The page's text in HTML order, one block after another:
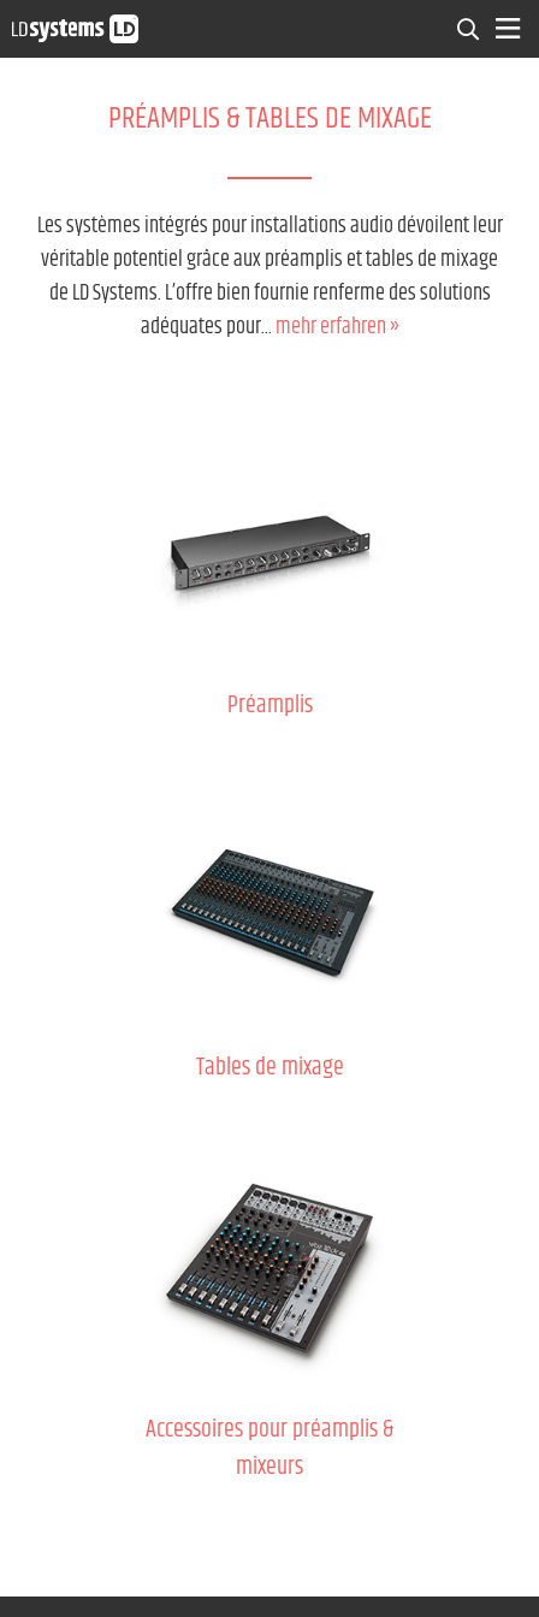
PRÉAMPLIS & TABLES DE MIXAGE
Les systèmes intégrés pour installations audio dévoilent leur
véritable potentiel grâce aux préamplis et tables de mixage
de LD Systems. L’offre bien fournie renferme des solutions
adéquates pour...mehr erfahren »
Préamplis
Tables de mixage
Accessoires pour préamplis &
mixeurs